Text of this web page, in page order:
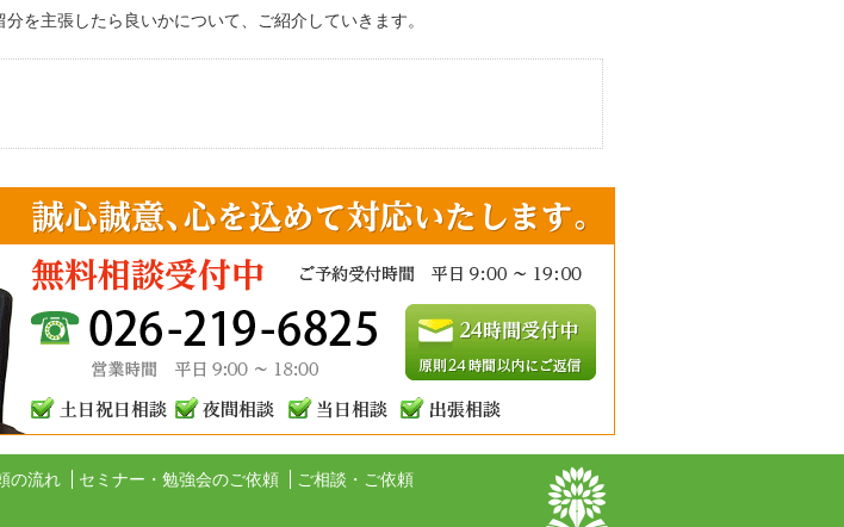
を主張したら良いかについて、ご紹介していきます。
の流れ セミナー・勉強会のご依頼 ご相談・ご依頼